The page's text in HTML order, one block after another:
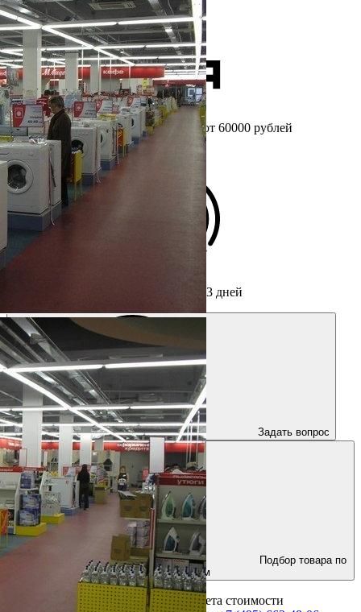
Бесплатныйзамер при заказе от 60000 рублей
от 3 дней
Задать вопрос
параметрам
Для получения консультации и расчета стоимости